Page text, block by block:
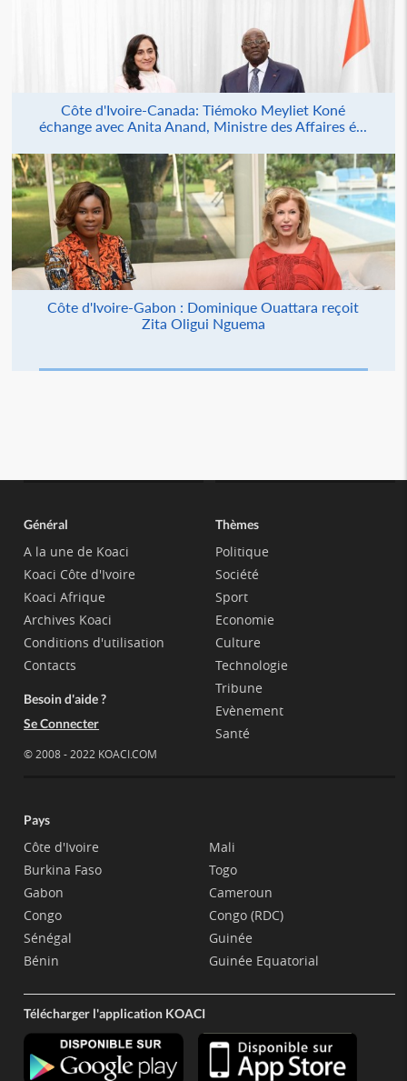
Côte d'Ivoire-Canada: Tiémoko Meyliet Koné
échange avec Anita Anand, Ministre des Affaires é...
Côte d'Ivoire-Gabon : Dominique Ouattara reçoit
Zita Oligui Nguema
Général
A la une de Koaci
Koaci Côte d'Ivoire
Koaci Afrique
Archives Koaci
Conditions d'utilisation
Contacts
Besoin d'aide ?
Se Connecter
© 2008 - 2022 KOACI.COM
Thèmes
Politique
Société
Sport
Economie
Culture
Technologie
Tribune
Evènement
Santé
Pays
Côte d'Ivoire
Burkina Faso
Gabon
Congo
Sénégal
Bénin
Mali
Togo
Cameroun
Congo (RDC)
Guinée
Guinée Equatorial
Télécharger l'application KOACI